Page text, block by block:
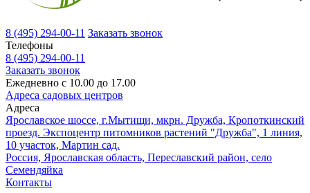
8 (495) 294-00-11 Заказать звонок
Телефоны
8 (495) 294-00-11
Заказать звонок
Ежедневно с 10.00 до 17.00
Адреса садовых центров
Адреса
Ярославское шоссе, г.Мытищи, мкрн. Дружба, Кропоткинский
проезд. Экспоцентр питомников растений "Дружба", 1 линия,
10 участок, Мартин сад.
Россия, Ярославская область, Переславский район, село
Семендяйка
Контакты